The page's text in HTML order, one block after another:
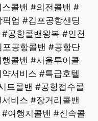
콜밴 #의전콜밴 #
업 #김포공항샌딩
공항콜밴왕복 #인천
공항콜밴 #공항단
콜밴 #서울투어콜
서비스 #특급호텔
트콜밴 #공항접수콜
비스 #장거리콜밴
여행지콜밴 #신속콜